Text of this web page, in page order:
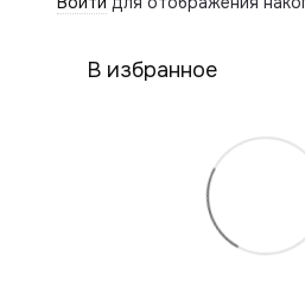
В избранное